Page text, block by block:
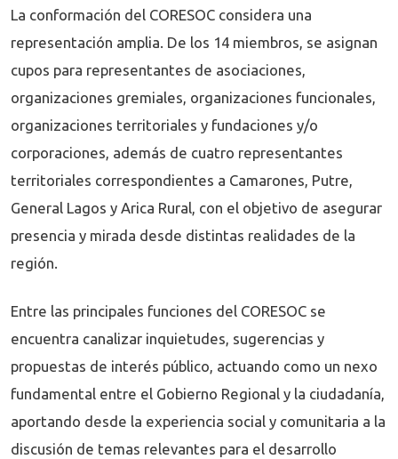
La conformación del CORESOC considera una
representación amplia. De los 14 miembros, se asignan
cupos para representantes de asociaciones,
organizaciones gremiales, organizaciones funcionales,
organizaciones territoriales y fundaciones y/o
corporaciones, además de cuatro representantes
territoriales correspondientes a Camarones, Putre,
General Lagos y Arica Rural, con el objetivo de asegurar
presencia y mirada desde distintas realidades de la
región.
Entre las principales funciones del CORESOC se
encuentra canalizar inquietudes, sugerencias y
propuestas de interés público, actuando como un nexo
fundamental entre el Gobierno Regional y la ciudadanía,
aportando desde la experiencia social y comunitaria a la
discusión de temas relevantes para el desarrollo